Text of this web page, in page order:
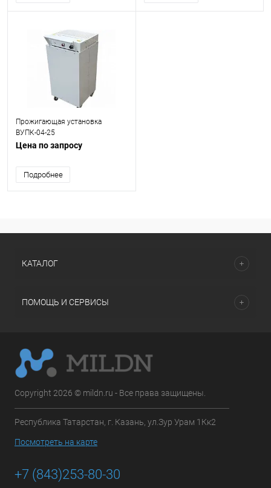
Прожигающая установка
ВУПК-04-25
Цена по запросу
Подробнее
КАТАЛОГ
ПОМОЩЬ И СЕРВИСЫ
Copyright 2026 © mildn.ru - Все права защищены.
Республика Татарстан, г. Казань, ул.Зур Урам 1Кк2
Посмотреть на карте
+7 (843)253-80-30